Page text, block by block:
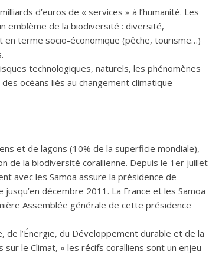
d’euros de « services » à l’humanité. Les
emblème de la biodiversité : diversité,
terme socio-économique (pêche, tourisme…)
technologiques, naturels, les phénomènes
océans liés au changement climatique
et de lagons (10% de la superficie mondiale),
de la biodiversité corallienne. Depuis le 1er juillet
avec les Samoa assure la présidence de
décembre 2011. La France et les Samoa
Assemblée générale de cette présidence
de l’Énergie, du Développement durable et de la
le Climat, « les récifs coralliens sont un enjeu